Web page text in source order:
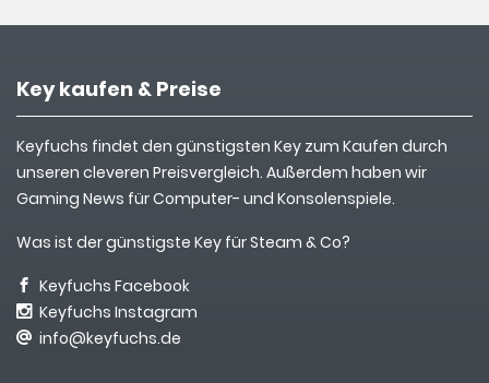
Key kaufen & Preise
Keyfuchs findet den günstigsten Key zum Kaufen durch
unseren cleveren Preisvergleich. Außerdem haben wir
Gaming News für Computer- und Konsolenspiele.
Was ist der günstigste Key für Steam & Co?
Keyfuchs Facebook
Keyfuchs Instagram
info@keyfuchs.de